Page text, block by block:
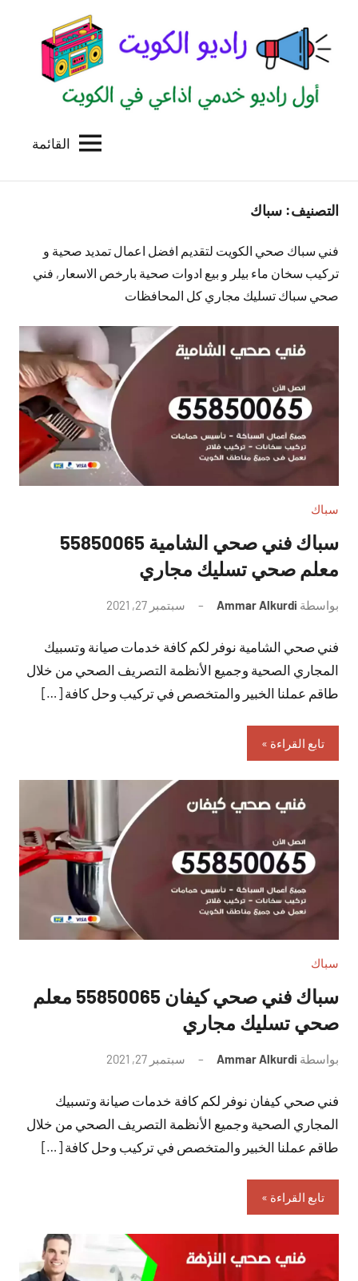
المحتوى
الكويت
للاعلانات
بالكويت
القائمة
التصنيف: سباك
فني سباك صحي الكويت لتقديم افضل اعمال تمديد صحية و
تركيب سخان ماء بيلر و بيع ادوات صحية بارخص الاسعار, فني
صحي سباك تسليك مجاري كل المحافظات
سباك
سباك فني صحي الشامية 55850065
معلم صحي تسليك مجاري
بواسطة Ammar Alkurdi سبتمبر 27, 2021
تعليقات
فني صحي الشامية نوفر لكم كافة خدمات صيانة وتسبيك
المجاري الصحية وجميع الأنظمة التصريف الصحي من خلال
طاقم عملنا الخبير والمتخصص في تركيب وحل كافة […]
تابع القراءة
سباك
سباك فني صحي كيفان 55850065 معلم
صحي تسليك مجاري
بواسطة Ammar Alkurdi سبتمبر 27, 2021
تعليقات
فني صحي كيفان نوفر لكم كافة خدمات صيانة وتسبيك
المجاري الصحية وجميع الأنظمة التصريف الصحي من خلال
طاقم عملنا الخبير والمتخصص في تركيب وحل كافة […]
تابع القراءة